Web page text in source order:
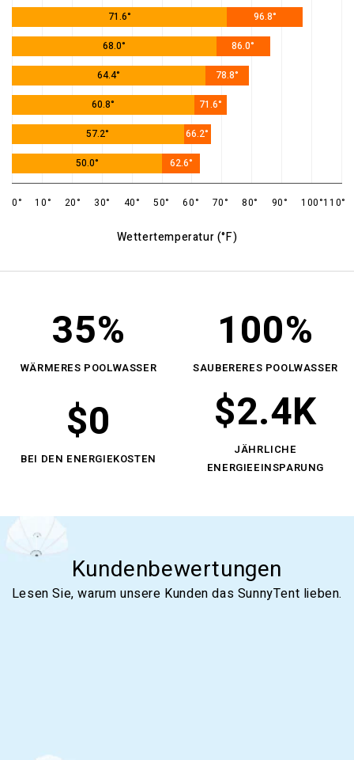
71.6° 96.8°
68.0° 86.0°
64.4° 78.8°
60.8° 71.6°
57.2° 66.2°
50.0° 62.6°
0° 10° 20° 30° 40° 50° 60° 70° 80° 90° 100°
Wettertemperatur (°F)
35%
WÄRMERES POOLWASSER
100%
SAUBERERES POOLWASSER
$0
BEI DEN ENERGIEKOSTEN
$2.4K
JÄHRLICHE
ENERGIEEINSPARUNG
Kundenbewertungen
Lesen Sie, warum unsere Kunden das SunnyTent lieben.